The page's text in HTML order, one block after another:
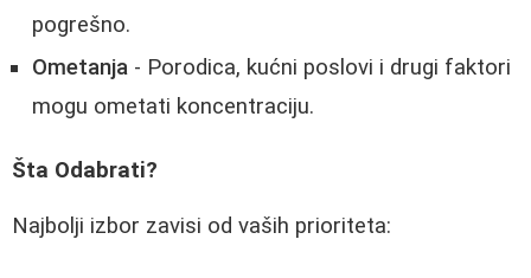
pogrešno.
Ometanja - Porodica, kućni poslovi i drugi faktori
mogu ometati koncentraciju.
Šta Odabrati?
Najbolji izbor zavisi od vaših prioriteta: